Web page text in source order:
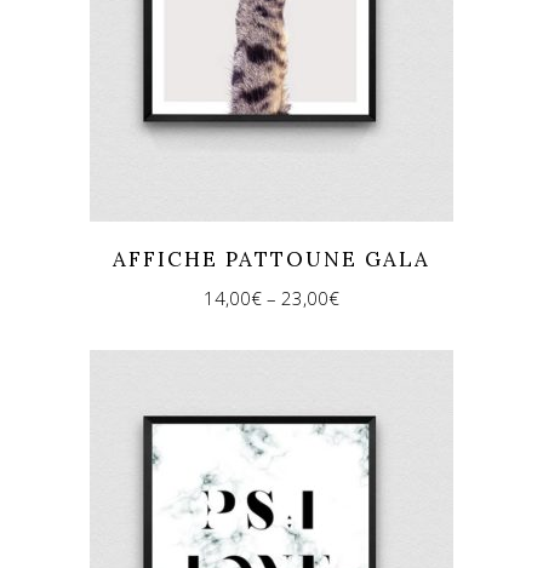
AFFICHE PATTOUNE GALA
14,00€ – 23,00€